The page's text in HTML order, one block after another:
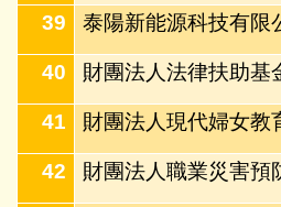
39 泰陽新能源科技有限
40 財團法人法律扶助基
41 財團法人現代婦女教
42 財團法人職業災害預